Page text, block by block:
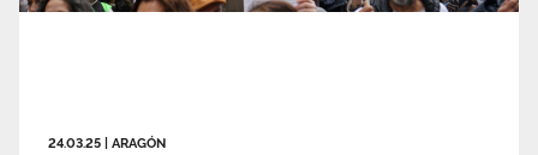
24.03.25 ARAGÓN